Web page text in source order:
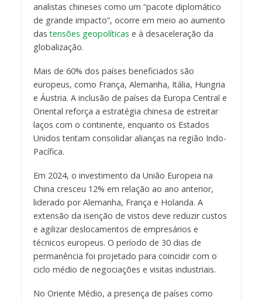
analistas chineses como um “pacote diplomático
de grande impacto”, ocorre em meio ao aumento
dastensões geopolíticas e à desaceleração da
globalização.
Mais de 60% dos países beneficiados são
europeus, como França, Alemanha, Itália, Hungria
e Áustria. A inclusão de países da Europa Central e
Oriental reforça a estratégia chinesa de estreitar
laços com o continente, enquanto os Estados
Unidos tentam consolidar alianças na região Indo-
Pacífica.
Em 2024, o investimento da União Europeia na
China cresceu 12% em relação ao ano anterior,
liderado por Alemanha, França e Holanda. A
extensão da isenção de vistos deve reduzir custos
e agilizar deslocamentos de empresários e
técnicos europeus. O período de 30 dias de
permanência foi projetado para coincidir com o
ciclo médio de negociações e visitas industriais.
No Oriente Médio, a presença de países como